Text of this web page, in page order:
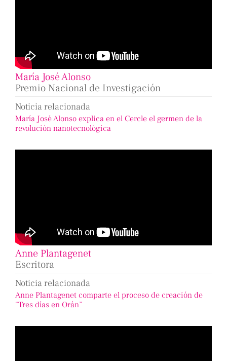
María José Alonso
Premio Nacional de Investigación
Noticia relacionada
María José Alonso explica en el Cercle el germen de la
revolución nanotecnológica
Anne Plantagenet
Escritora
Noticia relacionada
Anne Plantagenet comparte el proceso de creación de
“Tres días en Orán”